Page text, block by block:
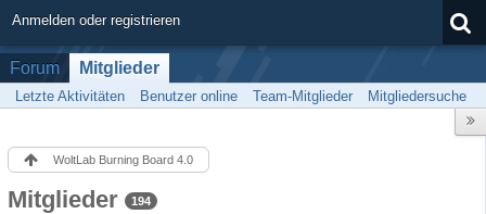
Anmelden oder registrieren
Forum Mitglieder
Letzte Aktivitäten Benutzer online Team-Mitglieder Mitgliedersuche
WoltLab Burning Board 4.0
Mitglieder 194